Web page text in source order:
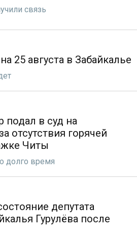
связь
25 августа в Забайкалье
подал в суд на
отсутствия горячей
Читы
долго время
депутата
Гурулёва после